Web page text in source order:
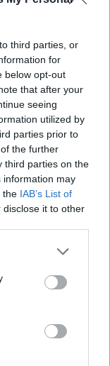
third parties, or
for
below opt-out
that after your
seeing
utilized by
parties prior to
the further
third parties on the
information may
the IAB’s List of
it to other
πολιορκία η
Απέναντι
για το 2/2 στο
δισ. ευρώ ανοίγει